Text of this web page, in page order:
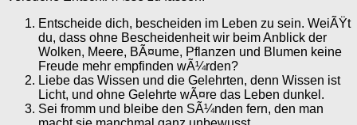
Entscheide dich, bescheiden im Leben zu sein. WeiÃŸt
du, dass ohne Bescheidenheit wir beim Anblick der
Wolken, Meere, BÃ¤ume, Pflanzen und Blumen keine
Freude mehr empfinden wÃ¼rden?
Liebe das Wissen und die Gelehrten, denn Wissen ist
Licht, und ohne Gelehrte wÃ¤re das Leben dunkel.
Sei fromm und bleibe den SÃ¼nden fern, den man